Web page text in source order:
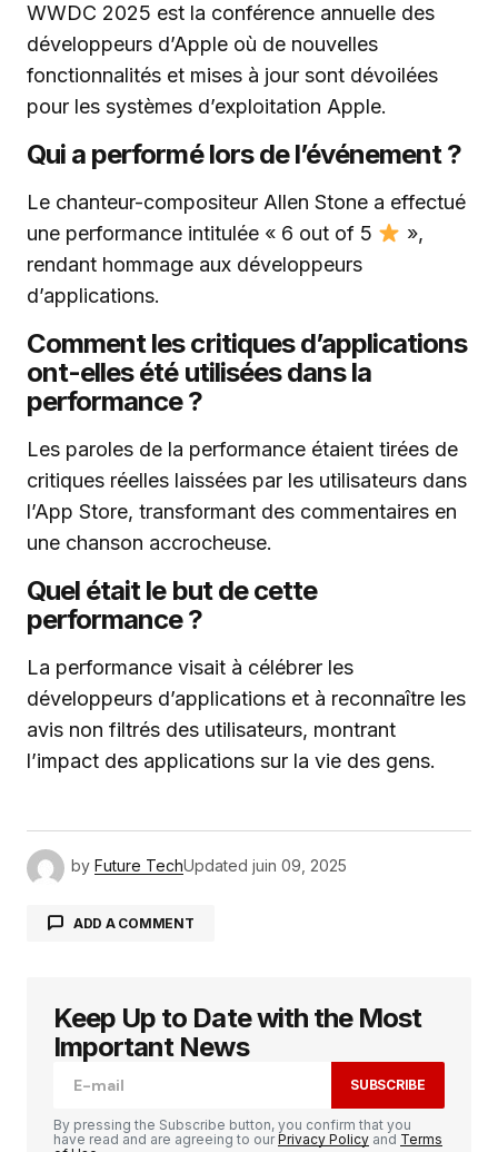
WWDC 2025 est la conférence annuelle des
développeurs d’Apple où de nouvelles
fonctionnalités et mises à jour sont dévoilées
pour les systèmes d’exploitation Apple.
Qui a performé lors de l’événement ?
Le chanteur-compositeur Allen Stone a effectué
une performance intitulée « 6 out of 5
»,
rendant hommage aux développeurs
d’applications.
Comment les critiques d’applications
ont-elles été utilisées dans la
performance ?
Les paroles de la performance étaient tirées de
critiques réelles laissées par les utilisateurs dans
l’App Store, transformant des commentaires en
une chanson accrocheuse.
Quel était le but de cette
performance ?
La performance visait à célébrer les
développeurs d’applications et à reconnaître les
avis non filtrés des utilisateurs, montrant
l’impact des applications sur la vie des gens.
by Future TechUpdated juin 09, 2025
ADD A COMMENT
Votre adresse e-mail ne sera pas publiée. Les
champs obligatoires sont indiqués avec
Keep Up to Date with the Most
Important News
SUBSCRIBE
By pressing the Subscribe button, you confirm that you
have read and are agreeing to ourPrivacy Policy and Terms